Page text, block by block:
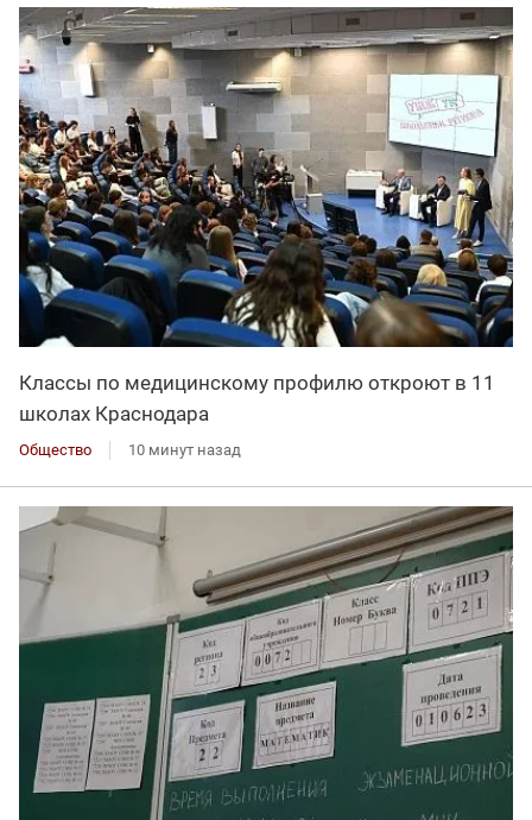
Классы по медицинскому профилю откроют в 11
школах Краснодара
Общество 10 минут назад